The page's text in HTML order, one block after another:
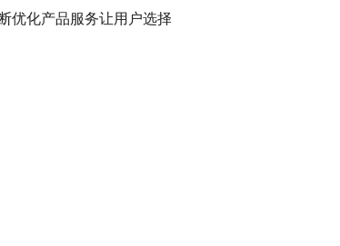
优化产品服务让用户选择